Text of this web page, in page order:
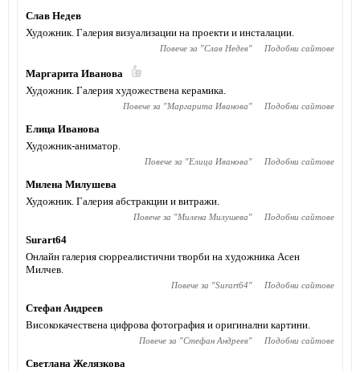
Слав Недев
Художник. Галерия визуализации на проекти и инсталации.
Повече за "Слав Недев" Подобни сайтове
Маргарита Иванова
Художник. Галерия художествена керамика.
Повече за "Маргарита Иванова" Подобни сайтове
Елица Иванова
Художник-аниматор.
Повече за "Елица Иванова" Подобни сайтове
Милена Милушева
Художник. Галерия абстракции и витражи.
Повече за "Милена Милушева" Подобни сайтове
Surart64
Онлайн галерия сюрреалистични творби на художника Асен
Милчев.
Повече за "Surart64" Подобни сайтове
Стефан Андреев
Висококачествена цифрова фотография и оригинални картини.
Повече за "Стефан Андреев" Подобни сайтове
Светлана Желязкова